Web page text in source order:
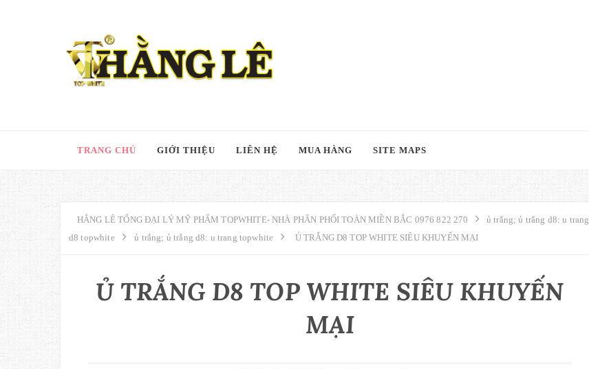
TRANG CHỦ GIỚI THIỆU LIÊN HỆ MUA HÀNG SITE MAPS
HẲNG LÊ TỔNG ĐẠI LÝ MỸ PHẨM TOPWHITE- NHÀ PHÂN PHỐI TOÀN MIỀN BẮC 0976 822 270
ủ trắng; ủ trắng d8: u trang
d8 topwhite
ủ trắng; ủ trắng d8: u trang topwhite Ủ TRẮNG D8 TOP WHITE SIÊU KHUYẾN MẠI
Ủ TRẮNG D8 TOP WHITE SIÊU KHUYẾN
MẠI